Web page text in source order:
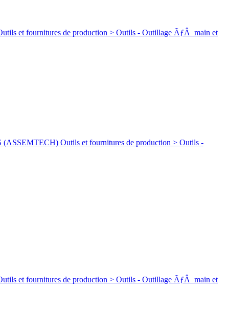
et fournitures de production > Outils - Outillage ÃƒÂ main et
Outils et fournitures de production > Outils -
et fournitures de production > Outils - Outillage ÃƒÂ main et